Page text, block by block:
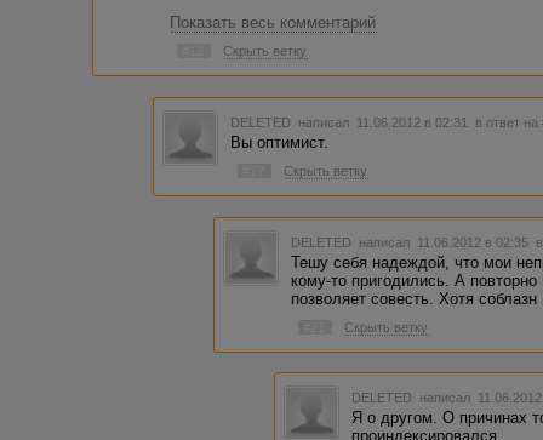
Показать весь комментарий
Скрыть ветку
DELETED написал 11.06.2012 в 02:31 в ответ на
Вы оптимист.
Скрыть ветку
DELETED написал 11.06.2012 в 02:35
Тешу себя надеждой, что мои
кому-то пригодились. А
позволяет совесть. Хотя
Скрыть ветку
DELETED написал
Я о другом. О причинах
проиндексировался.